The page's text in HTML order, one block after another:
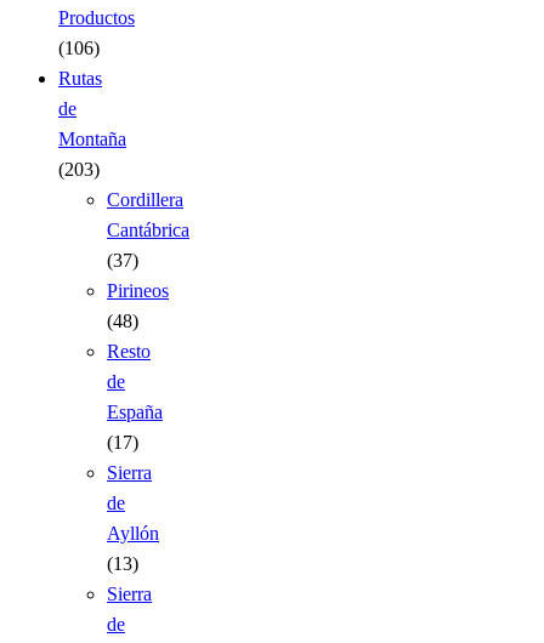
Productos
(106)
Rutas
de
Montaña
(203)
Cordillera
Cantábrica
(37)
Pirineos
(48)
Resto
de
España
(17)
Sierra
de
Ayllón
(13)
Sierra
de